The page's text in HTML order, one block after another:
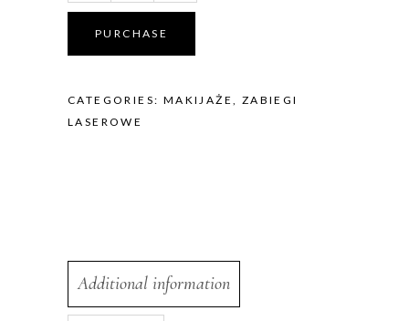
makijażu
permanentnego
quantity
PURCHASE
CATEGORIES: MAKIJAŻE, ZABIEGI
LASEROWE
Additional information